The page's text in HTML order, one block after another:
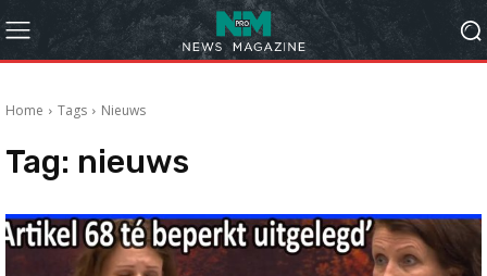
Home Tags Nieuws
Tag: nieuws